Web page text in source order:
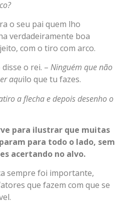
o seu pai quem lho
verdadeiramente boa
com o tiro com arco.
disse o rei. – Ninguém que não
aquilo que tu fazes.
a flecha e depois desenho o
para ilustrar que muitas
para todo o lado, sem
acertando no alvo.
sempre foi importante,
que fazem com que se